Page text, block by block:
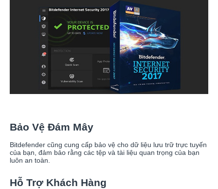
Bảo Vệ Đám Mây
Bitdefender cũng cung cấp bảo vệ cho dữ liệu lưu trữ trực tuyến
của bạn, đảm bảo rằng các tệp và tài liệu quan trọng của bạn
luôn an toàn.
Hỗ Trợ Khách Hàng